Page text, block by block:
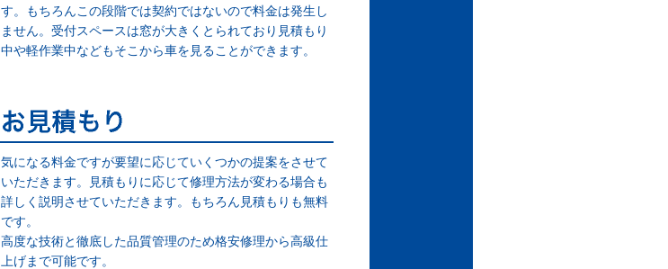
す。もちろんこの段階では契約ではないので料金は発生し
ません。受付スペースは窓が大きくとられており見積もり
中や軽作業中などもそこから車を見ることができます。
気になる料金ですが要望に応じていくつかの提案をさせて
いただきます。見積もりに応じて修理方法が変わる場合も
詳しく説明させていただきます。もちろん見積もりも無料
です。
高度な技術と徹底した品質管理のため格安修理から高級仕
上げまで可能です。